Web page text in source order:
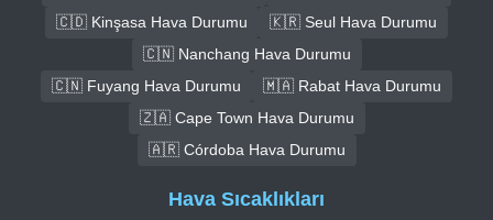
🇨🇩 Kinşasa Hava Durumu
🇰🇷 Seul Hava Durumu
🇨🇳 Nanchang Hava Durumu
🇨🇳 Fuyang Hava Durumu
🇲🇦 Rabat Hava Durumu
🇿🇦 Cape Town Hava Durumu
🇦🇷 Córdoba Hava Durumu
Hava Sıcaklıkları